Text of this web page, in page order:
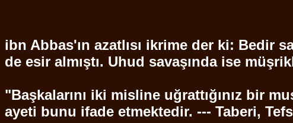
ibn Abbas'ın azatlısı ikrime der ki: Bedir
de esir almıştı. Uhud savaşında ise
"Başkalarını iki misline uğrattığınız bir
ayeti bunu ifade etmektedir. --- Taberi,